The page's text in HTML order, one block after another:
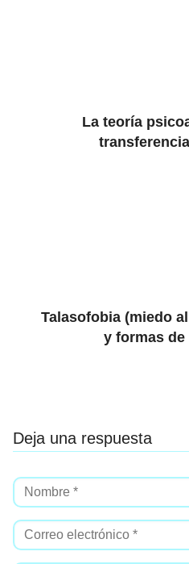
La teoría
Talasofobia (miedo
y formas
Deja una respuesta